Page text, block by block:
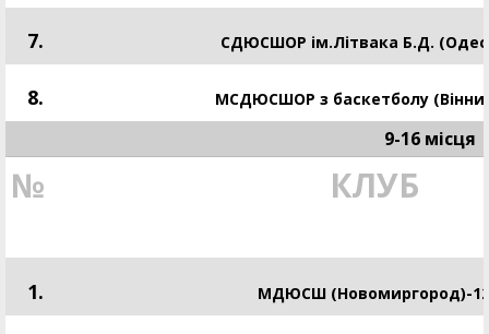
7. CДЮСШОР ім.Літвака Б.Д.
8. МСДЮСШОР з баскетболу
9-16 місця
№ КЛУБ
1. МДЮСШ (Новомиргород)-12